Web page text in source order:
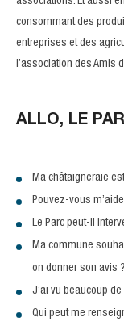
consommant des
entreprises et des
l’association des Amis
ALLO, LE
Ma châtaigneraie
Pouvez-vous
Le Parc peut-il
Ma commune
on donner son avis ?
J’ai vu beaucoup
Qui peut me